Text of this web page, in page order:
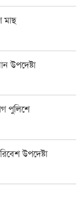
মাছ
উপদেষ্টা
পুলিশে
উপদেষ্টা